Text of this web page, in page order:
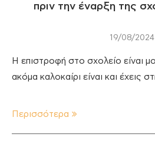
πριν την έναρξη της
19/08/2024
Η επιστροφή στο σχολείο είναι
ακόμα καλοκαίρι είναι και έχεις
Περισσότερα